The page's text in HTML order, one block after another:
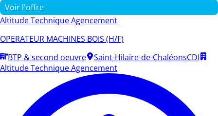
Voir l'offre
Altitude Technique Agencement
OPERATEUR MACHINES BOIS (H/F)
BTP & second oeuvre
Saint-Hilaire-de-ChaléonsCDI
Altitude Technique Agencement